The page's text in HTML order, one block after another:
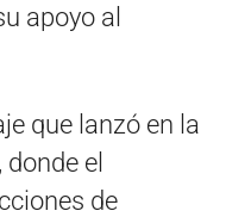
apoyo al
que lanzó en la
, donde el
de